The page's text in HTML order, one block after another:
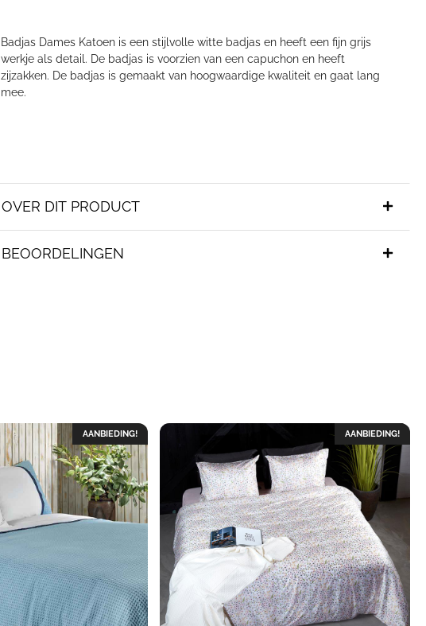
Badjas Dames Katoen is een stijlvolle witte badjas en heeft een fijn grijs
werkje als detail. De badjas is voorzien van een capuchon en heeft
zijzakken. De badjas is gemaakt van hoogwaardige kwaliteit en gaat lang
mee.
OVER DIT PRODUCT
BEOORDELINGEN
AANBIEDING! AANBIEDING!